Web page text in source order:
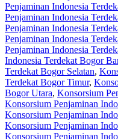
Penjaminan Indonesia
Penjaminan Indonesia
Penjaminan Indonesia
Penjaminan Indonesia
Penjaminan Indonesia
Indonesia Terdekat Bogor
Terdekat Bogor Selatan,
Terdekat Bogor Timur,
Bogor Utara, Konsorsium
Konsorsium Penjaminan
Konsorsium Penjaminan
Konsorsium Penjaminan
Konsorsium Penjaminan